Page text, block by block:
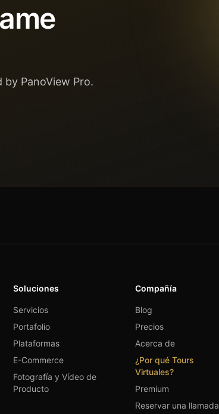
PanoView Pro.
Soluciones
Servicios
Portafolio
Plataformas
E-Commerce
Fotografía y Vídeo de
Producto
Compañía
Blog
Precios
Acerca de
¿Por qué Tours
Virtuales?
Premium
Reservar una llamada